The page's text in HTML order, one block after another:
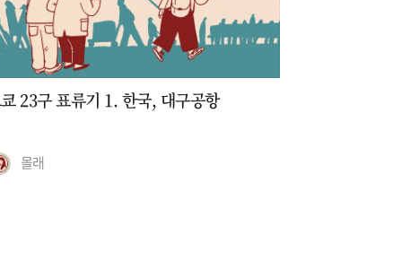
23구 표류기 1. 한국, 대구공항
몰래